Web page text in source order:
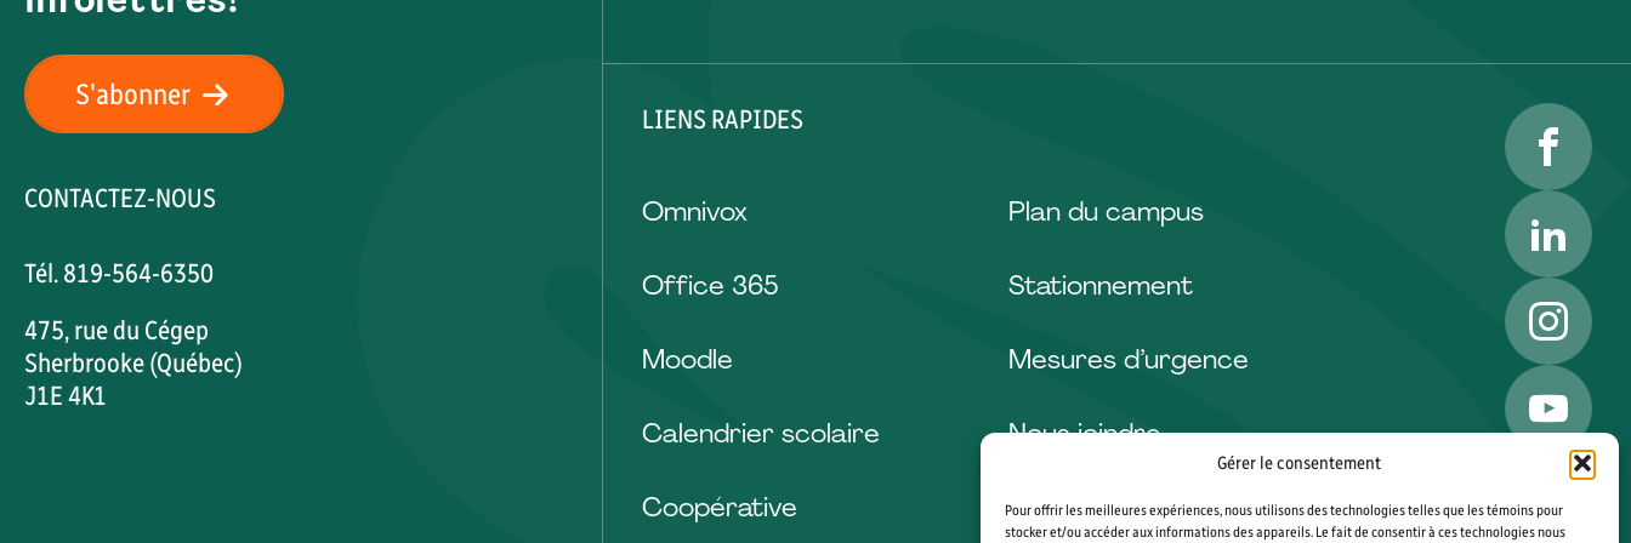
Gérer le consentement
Pour offrir les meilleures expériences, nous utilisons des technologies telles que les témoins pour
stocker et/ou accéder aux informations des appareils. Le fait de consentir à ces technologies nous
S'abonner
CONTACTEZ-NOUS
Tél. 819-564-6350
475, rue du Cégep
Sherbrooke (Québec)
J1E 4K1
LIENS RAPIDES
Omnivox
Office 365
Moodle
Calendrier scolaire
Coopérative
Plan du campus
Stationnement
Mesures d’urgence
Nous joindre